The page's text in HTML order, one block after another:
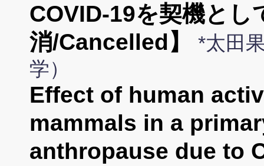
COVID‑19を契機とし
消/Cancelled】
*太田
学）
Effect of human
mammals in a
anthropause due to